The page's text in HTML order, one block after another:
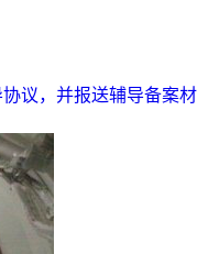
议，并报送辅导备案